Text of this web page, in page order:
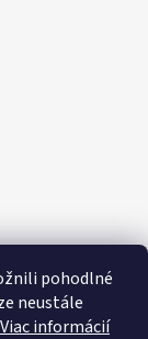
pohodlné
neustále
Viac informácií